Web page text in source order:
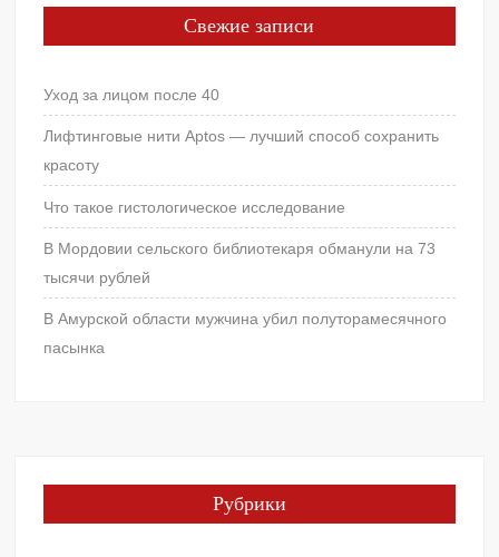
Свежие записи
Уход за лицом после 40
Лифтинговые нити Aptos — лучший способ сохранить
красоту
Что такое гистологическое исследование
В Мордовии сельского библиотекаря обманули на 73
тысячи рублей
В Амурской области мужчина убил полуторамесячного
пасынка
Рубрики